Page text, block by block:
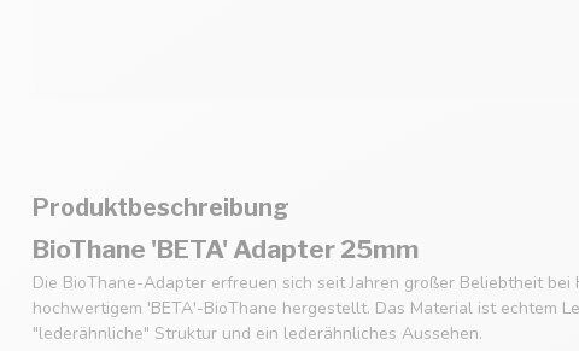
Produktbeschreibung
BioThane 'BETA' Adapter 25mm
Die BioThane-Adapter erfreuen sich seit Jahren großer Beliebtheit
hochwertigem 'BETA'-BioThane hergestellt. Das Material ist echtem
"lederähnliche" Struktur und ein lederähnliches Aussehen.